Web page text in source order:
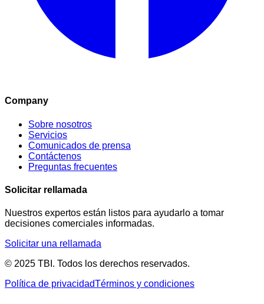
Company
Sobre nosotros
Servicios
Comunicados de prensa
Contáctenos
Preguntas frecuentes
Solicitar rellamada
Nuestros expertos están listos para ayudarlo a tomar
decisiones comerciales informadas.
Solicitar una rellamada
© 2025 TBI. Todos los derechos reservados.
Política de privacidadTérminos y condiciones